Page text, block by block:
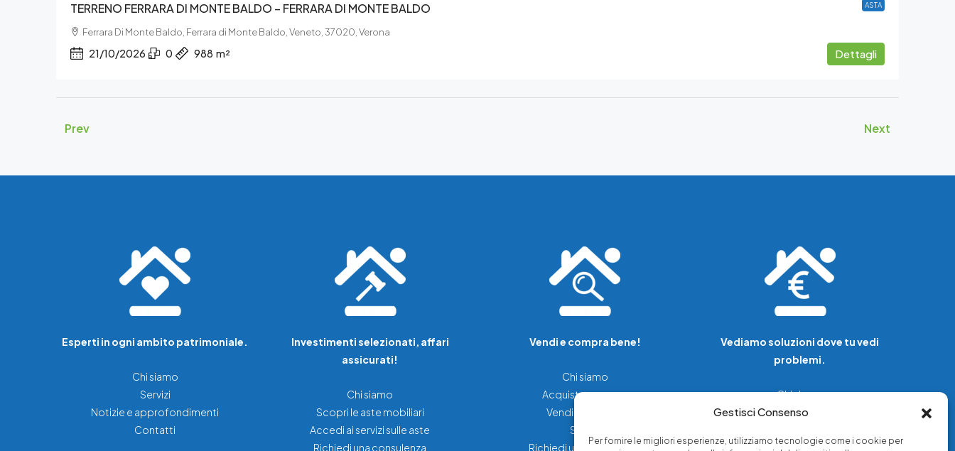
Gestisci Consenso
Per fornire le migliori esperienze, utilizziamo tecnologie come i cookie per
ASTA
TERRENO FERRARA DI MONTE BALDO – FERRARA DI MONTE BALDO
Ferrara Di Monte Baldo, Ferrara di Monte Baldo, Veneto, 37020, Verona
21/10/2026 0 988 m² Dettagli
Prev Next
Esperti in ogni ambito patrimoniale.
Chi siamo
Servizi
Notizie e approfondimenti
Contatti
Investimenti selezionati, affari
assicurati!
Chi siamo
Scopri le aste mobiliari
Accedi ai servizi sulle aste
Richiedi una consulenza
Vendi e compra bene!
Chi siamo
Acquista una casa
Vendi la tua casa
Servizi
Richiedi una consulenza
Vediamo soluzioni dove tu vedi
problemi.
Chi siamo
Servizi di tutela legale
Richiedi una consulenza